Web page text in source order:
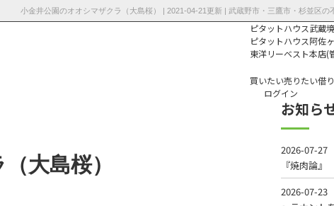
小金井公園のオオシマザクラ（大島桜） | 2021-04-21更新 | 武蔵野市・三鷹市・杉並区
ピタットハウス武蔵
ピタットハウス阿佐
東洋リーベスト本店(
買いたい売りたい借
ログイン
大島桜）
お知ら